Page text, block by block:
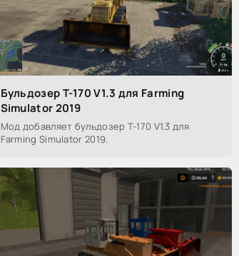
Бульдозер T-170 V1.3 для Farming
Simulator 2019
Мод добавляет бульдозер T-170 V1.3 для
Farming Simulator 2019.